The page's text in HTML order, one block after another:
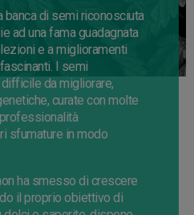
banca di semi riconosciuta
ad una fama guadagnata
e a miglioramenti
I semi
da migliorare,
curate con molte
sfumature in modo
ha smesso di crescere
il proprio obiettivo di